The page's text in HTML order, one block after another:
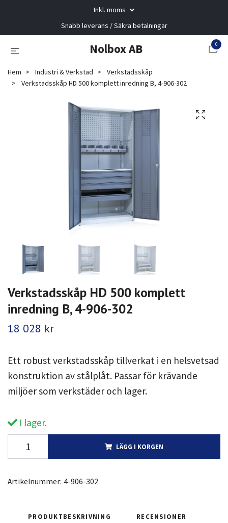
Inkl. moms
Snabb leverans / Säkra betalningar
Nolbox AB 0
Hem Industri & Verkstad
Verkstadsskåp
Verkstadsskåp HD 500 komplett inredning B, 4-906-302
Verkstadsskåp HD 500 komplett
inredning B, 4-906-302
18 028 kr
Ett robust verkstadsskåp tillverkat i en helsvetsad
konstruktion av stålplåt. Passar för krävande
miljöer som verkstäder och lager.
I lager.
LÄGG I KORGEN
Artikelnummer: 4-906-302
PRODUKTBESKRIVNING RECENSIONER